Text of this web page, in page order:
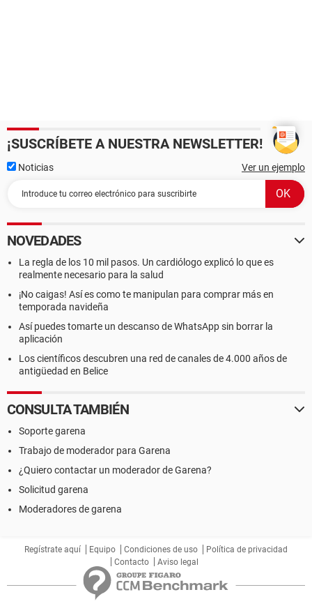
¡SUSCRÍBETE A NUESTRA NEWSLETTER!
Noticias Ver un ejemplo
NOVEDADES
La regla de los 10 mil pasos. Un cardiólogo explicó lo que es
realmente necesario para la salud
¡No caigas! Así es como te manipulan para comprar más en
temporada navideña
Así puedes tomarte un descanso de WhatsApp sin borrar la
aplicación
Los científicos descubren una red de canales de 4.000 años de
antigüedad en Belice
CONSULTA TAMBIÉN
Soporte garena
Trabajo de moderador para Garena
¿Quiero contactar un moderador de Garena?
Solicitud garena
Moderadores de garena
Regístrate aquí Equipo Condiciones de uso
Política de privacidad
Contacto
Aviso legal